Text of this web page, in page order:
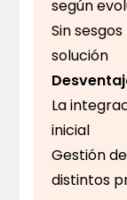
según
Sin
solución
La
inicial
Gestión
distintos